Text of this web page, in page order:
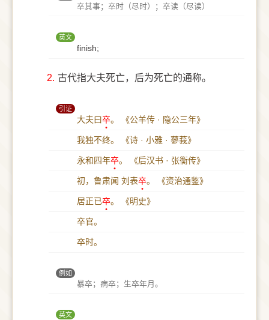
卒其事；卒时（尽时）；卒读（尽读）
英文
finish;
2. 古代指大夫死亡，后为死亡的通称。
引证
大夫曰卒。 《公羊传 · 隐公三年》
我独不终。 《诗 · 小雅 · 蓼莪》
永和四年卒。 《后汉书 · 张衡传》
初，鲁肃闻 刘表卒。 《资治通鉴》
居正已卒。 《明史》
卒官。
卒时。
例如
暴卒；病卒；生卒年月。
英文